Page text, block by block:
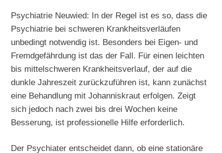
Psychiatrie Neuwied: In der Regel ist es so, dass die
Psychiatrie bei schweren Krankheitsverläufen
unbedingt notwendig ist. Besonders bei Eigen- und
Fremdgefährdung ist das der Fall. Für einen leichten
bis mittelschweren Krankheitsverlauf, der auf die
dunkle Jahreszeit zurückzuführen ist, kann zunächst
eine Behandlung mit Johanniskraut erfolgen. Zeigt
sich jedoch nach zwei bis drei Wochen keine
Besserung, ist professionelle Hilfe erforderlich.
Der Psychiater entscheidet dann, ob eine stationäre